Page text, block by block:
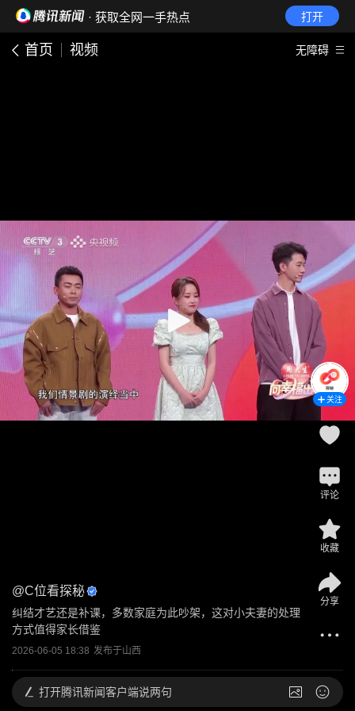
· 获取全网一手热点 打开
首页 视频 无障碍
@C位看探秘
纠结才艺还是补课，多数家庭为此吵架，这对小夫妻的处理
方式值得家长借鉴
2026-06-05 18:38 发布于山西
关注
评论
收藏
分享
打开腾讯新闻客户端说两句